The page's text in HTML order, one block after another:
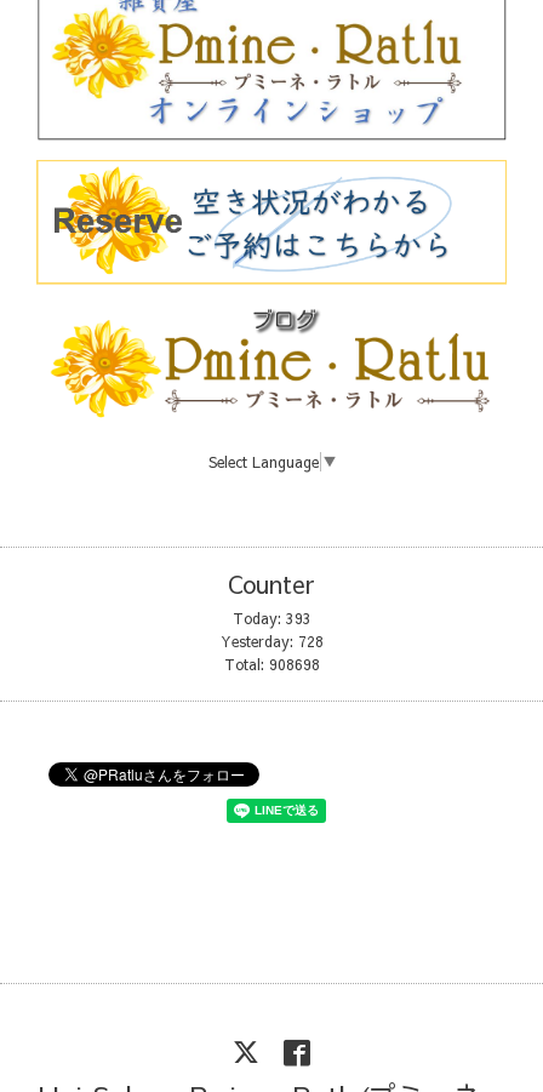
Select Language ▼
Counter
Today: 393
Yesterday: 728
Total: 908698